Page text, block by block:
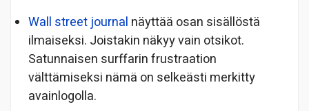
Wall street journal näyttää osan sisällöstä
ilmaiseksi. Joistakin näkyy vain otsikot.
Satunnaisen surffarin frustraation
välttämiseksi nämä on selkeästi merkitty
avainlogolla.